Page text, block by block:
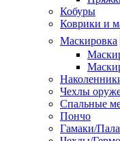
Кобуры
Коврики и
Маскировка
Чехлы
Спальные
Пончо
Гамаки/